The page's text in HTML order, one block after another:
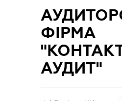
ФІРМА
АУДИТ"